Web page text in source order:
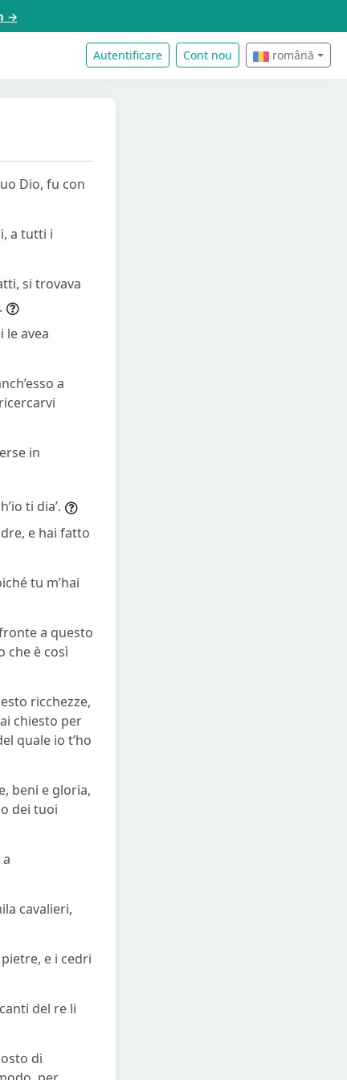
→
Autentificare Cont nou română
Dio, fu con
a tutti i
si trovava
le avea
a
in
ti dia’.
e hai fatto
tu m’hai
a questo
che è così
ricchezze,
chiesto per
quale io t’ho
beni e gloria,
dei tuoi
cavalieri,
e i cedri
del re li
di